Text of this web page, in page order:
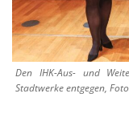
Den IHK-Aus- und
Stadtwerke entgegen,